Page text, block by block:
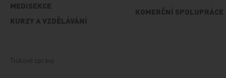
MEDISEKCE
KURZY A VZDĚLÁVÁNÍ
KOMERČNÍ SPOLUPRÁCE
Tiskové zprávy